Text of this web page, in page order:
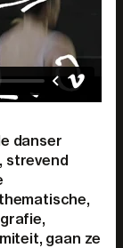
danser
strevend
gaan ze